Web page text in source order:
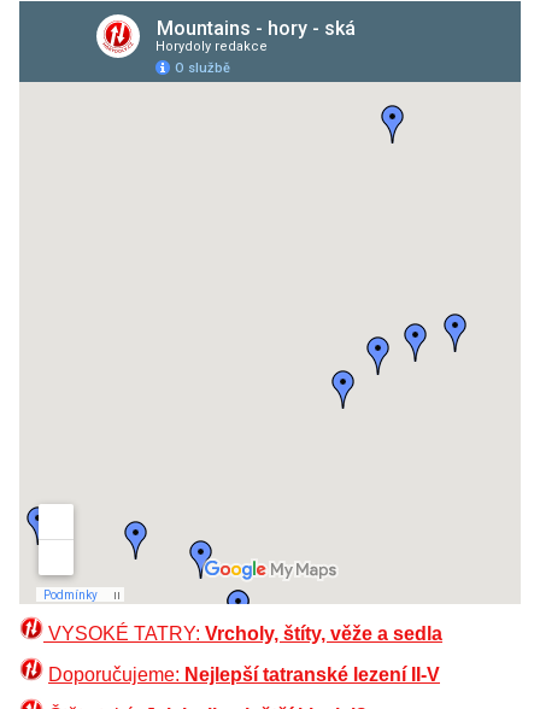
VYSOKÉ TATRY: Vrcholy, štíty, věže a sedla
Doporučujeme: Nejlepší tatranské lezení II-V